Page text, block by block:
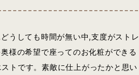
うしても時間が無い中,支度がストレ
様の希望で座ってのお化粧ができる
トです。素敵に仕上がったかと思い